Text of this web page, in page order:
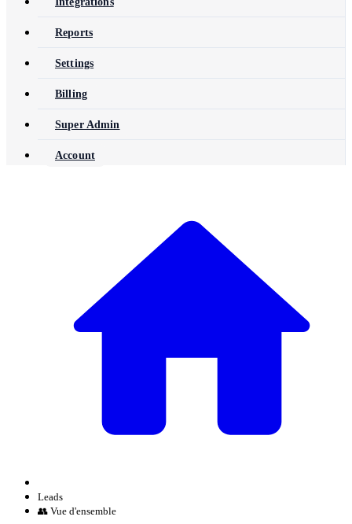
Reports
Settings
Billing
Super Admin
Account
Leads
👥 Vue d'ensemble